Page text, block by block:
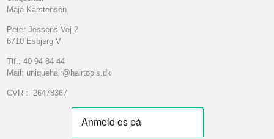
Maja Karstensen
Peter Jessens Vej 2
6710 Esbjerg V
Tlf.: 40 94 84 44
Mail: uniquehair@hairtools.dk
CVR : 26478367